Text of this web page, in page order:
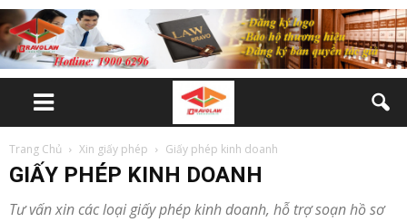
Trang Chủ Xin giấy phép Giấy phép kinh doanh
GIẤY PHÉP KINH DOANH
Tư vấn xin các loại giấy phép kinh doanh, hỗ trợ soạn hồ sơ